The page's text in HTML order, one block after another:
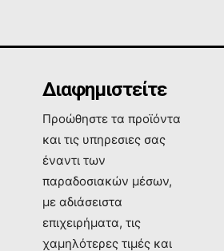
Διαφημιστείτε
Προώθηστε τα προϊόντα
και τις υπηρεσιες σας
έναντι των
παραδοσιακών μέσων,
με αδιάσειστα
επιχειρήματα, τις
χαμηλότερες τιμές και